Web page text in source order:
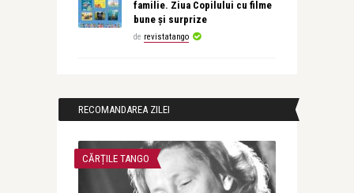
familie. Ziua Copilului cu filme
bune și surprize
de revistatango
RECOMANDAREA ZILEI
CĂRȚILE TANGO